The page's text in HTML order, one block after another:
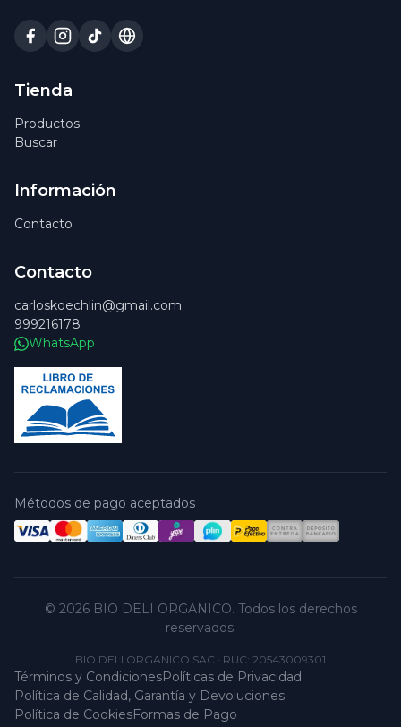
Tienda
Productos
Buscar
Información
Contacto
Contacto
carloskoechlin@gmail.com
999216178
WhatsApp
Métodos de pago aceptados
© 2026 BIO DELI ORGANICO. Todos los derechos
reservados.
BIO DELI ORGANICO SAC · RUC: 20543009301
Términos y CondicionesPolíticas de Privacidad
Política de Calidad, Garantía y Devoluciones
Política de CookiesFormas de Pago